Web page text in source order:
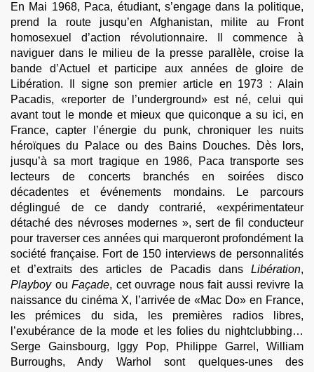
En Mai 1968, Paca, étudiant, s’engage dans la politique,
prend la route jusqu’en Afghanistan, milite au Front
homosexuel d’action révolutionnaire. Il commence à
naviguer dans le milieu de la presse parallèle, croise la
bande d’Actuel et participe aux années de gloire de
Libération. Il signe son premier article en 1973 : Alain
Pacadis, «reporter de l’underground» est né, celui qui
avant tout le monde et mieux que quiconque a su ici, en
France, capter l’énergie du punk, chroniquer les nuits
héroïques du Palace ou des Bains Douches. Dès lors,
jusqu’à sa mort tragique en 1986, Paca transporte ses
lecteurs de concerts branchés en soirées disco
décadentes et événements mondains. Le parcours
déglingué de ce dandy contrarié, «expérimentateur
détaché des névroses modernes », sert de fil conducteur
pour traverser ces années qui marqueront profondément la
société française. Fort de 150 interviews de personnalités
et d’extraits des articles de Pacadis dans Libération,
PlayboyouFaçade, cet ouvrage nous fait aussi revivre la
naissance du cinéma X, l’arrivée de «Mac Do» en France,
les prémices du sida, les premières radios libres,
l’exubérance de la mode et les folies du nightclubbing…
Serge Gainsbourg, Iggy Pop, Philippe Garrel, William
Burroughs, Andy Warhol sont quelques-unes des